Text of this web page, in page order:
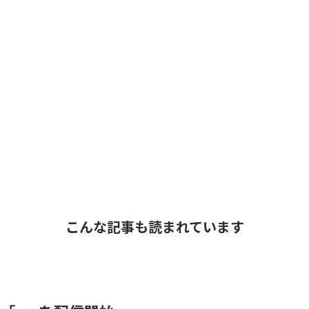
こんな記事も読まれています